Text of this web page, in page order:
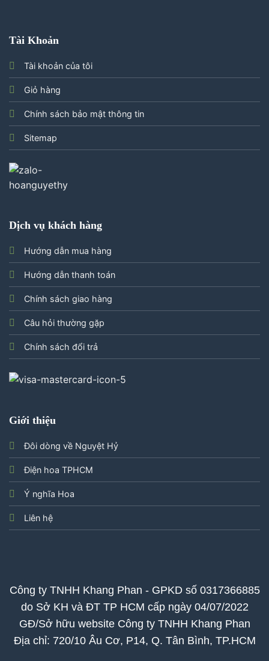
Tài Khoản
Tài khoản của tôi
Giỏ hàng
Chính sách bảo mật thông tin
Sitemap
Dịch vụ khách hàng
Hướng dẫn mua hàng
Hướng dẫn thanh toán
Chính sách giao hàng
Câu hỏi thường gặp
Chính sách đổi trả
Giới thiệu
Đôi dòng về Nguyệt Hỷ
Điện hoa TPHCM
Ý nghĩa Hoa
Liên hệ
Công ty TNHH Khang Phan - GPKD số 0317366885
do Sở KH và ĐT TP HCM cấp ngày 04/07/2022
GĐ/Sở hữu website Công ty TNHH Khang Phan
Địa chỉ: 720/10 Âu Cơ, P14, Q. Tân Bình, TP.HCM